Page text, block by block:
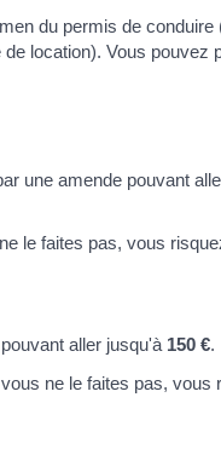
du permis de
location). Vous pouvez
une amende pouvant
le faites pas, vous
aller jusqu'à 150 €.
ne le faites pas, vous